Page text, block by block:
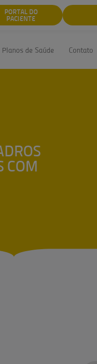
PORTAL DO
PACIENTE
Planos de Saúde Contato
COM